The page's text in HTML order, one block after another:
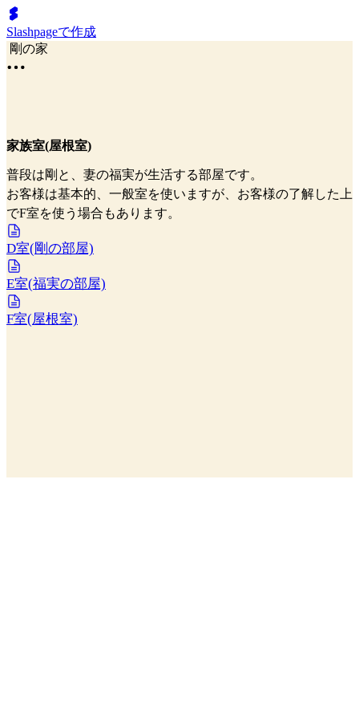
Slashpageで作成
剛の家
家族室(屋根室)
普段は剛と、妻の福実が生活する部屋です。
お客様は基本的、一般室を使いますが、お客様の了解した上
でF室を使う場合もあります。
D室(剛の部屋)
E室(福実の部屋)
F室(屋根室)